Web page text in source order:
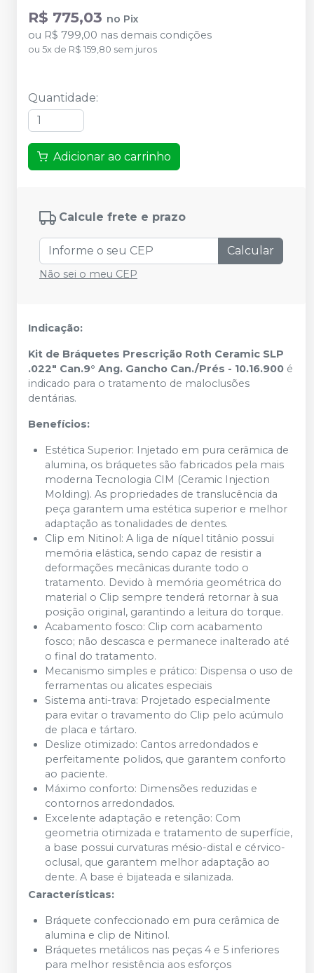
R$ 775,03 no Pix
ou R$ 799,00 nas demais condições
ou 5x de R$ 159,80 sem juros
Quantidade:
Adicionar ao carrinho
Calcule frete e prazo
Calcular
Não sei o meu CEP
Indicação:
Kit de Bráquetes Prescrição Roth Ceramic SLP
.022" Can.9° Ang. Gancho Can./Prés - 10.16.900 é
indicado para o tratamento de maloclusões
dentárias.
Benefícios:
Estética Superior: Injetado em pura cerâmica de
alumina, os bráquetes são fabricados pela mais
moderna Tecnologia CIM (Ceramic Injection
Molding). As propriedades de translucência da
peça garantem uma estética superior e melhor
adaptação as tonalidades de dentes.
Clip em Nitinol: A liga de níquel titânio possui
memória elástica, sendo capaz de resistir a
deformações mecânicas durante todo o
tratamento. Devido à memória geométrica do
material o Clip sempre tenderá retornar à sua
posição original, garantindo a leitura do torque.
Acabamento fosco: Clip com acabamento
fosco; não descasca e permanece inalterado até
o final do tratamento.
Mecanismo simples e prático: Dispensa o uso de
ferramentas ou alicates especiais
Sistema anti-trava: Projetado especialmente
para evitar o travamento do Clip pelo acúmulo
de placa e tártaro.
Deslize otimizado: Cantos arredondados e
perfeitamente polidos, que garantem conforto
ao paciente.
Máximo conforto: Dimensões reduzidas e
contornos arredondados.
Excelente adaptação e retenção: Com
geometria otimizada e tratamento de superfície,
a base possui curvaturas mésio-distal e cérvico-
oclusal, que garantem melhor adaptação ao
dente. A base é bijateada e silanizada.
Características:
Bráquete confeccionado em pura cerâmica de
alumina e clip de Nitinol.
Bráquetes metálicos nas peças 4 e 5 inferiores
para melhor resistência aos esforços